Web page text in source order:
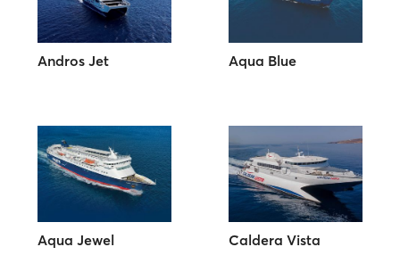
Andros Jet Aqua Blue
Aqua Jewel Caldera Vista